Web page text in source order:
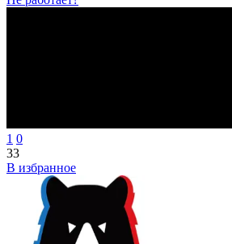
1 0
33
В избранное